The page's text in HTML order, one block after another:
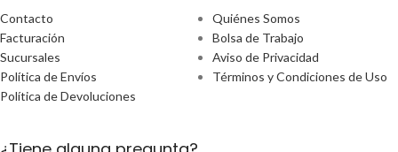
Contacto
Facturación
Sucursales
Política de Envíos
Política de Devoluciones
Quiénes Somos
Bolsa de Trabajo
Aviso de Privacidad
Términos y Condiciones de Uso